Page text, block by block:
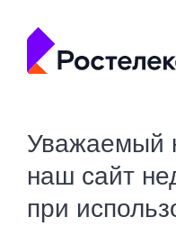
Уважаемый
наш сайт
при